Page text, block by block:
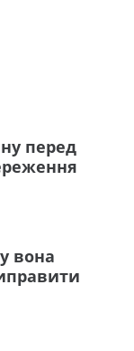
перед
вона